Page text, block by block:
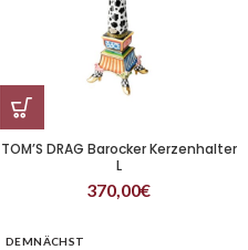
TOM’S DRAG Barocker Kerzenhalter
L
370,00€
DEMNÄCHST